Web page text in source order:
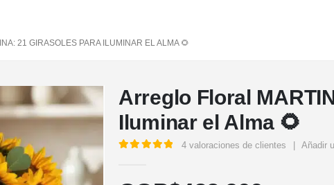
21 GIRASOLES PARA ILUMINAR EL ALMA 🌻
Arreglo Floral
Iluminar el Alma 🌻
4 valoraciones de clientes Añadir